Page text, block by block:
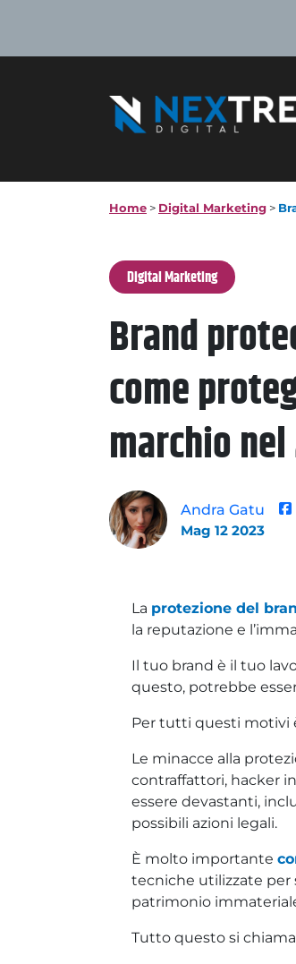
Home > Digital Marketing >
Digital Marketing
Brand
come
marchio
Andra Gatu
Mag 12 2023
La protezione del
la reputazione e
Il tuo brand è il tuo
questo, potrebbe
Per tutti questi motivi
Le minacce alla
contraffattori, hacker
essere devastanti,
possibili azioni legali.
È molto importante
tecniche utilizzate per
patrimonio
Tutto questo si chiama